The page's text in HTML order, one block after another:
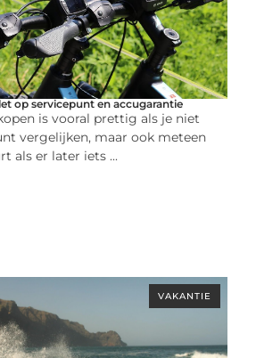
op servicepunt en accugarantie
is vooral prettig als je niet
vergelijken, maar ook meteen
als er later iets ...
VAKANTIE